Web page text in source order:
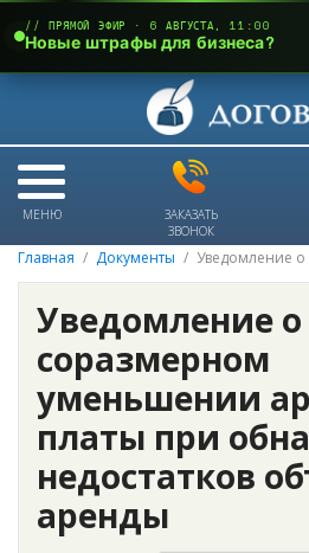
МЕНЮ
ЗАКАЗАТЬ
ЗВОНОК
Главная Документы Уведомление
Уведомление о
соразмерном
уменьшении
платы при
недостатков
аренды
// ПРЯМОЙ ЭФИР · 6 АВГУСТА, 11:00
Новые штрафы для бизнеса?